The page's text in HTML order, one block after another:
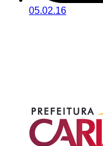
05.02.16